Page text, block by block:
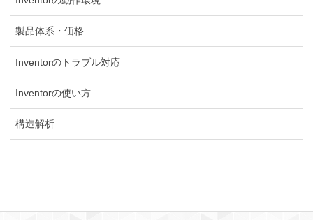
製品体系・価格
Inventorのトラブル対応
Inventorの使い方
構造解析